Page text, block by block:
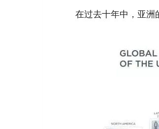
在过去十年中，亚洲的